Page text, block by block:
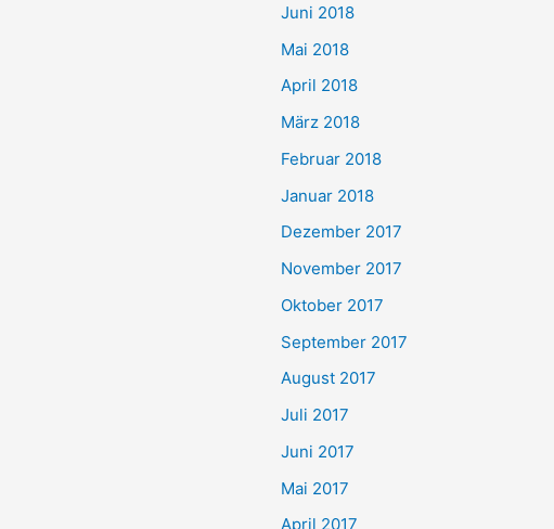
Juni 2018
Mai 2018
April 2018
März 2018
Februar 2018
Januar 2018
Dezember 2017
November 2017
Oktober 2017
September 2017
August 2017
Juli 2017
Juni 2017
Mai 2017
April 2017